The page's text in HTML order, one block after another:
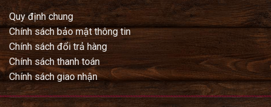
Quy định chung
Chính sách bảo mật thông tin
Chính sách đổi trả hàng
Chính sách thanh toán
Chính sách giao nhận